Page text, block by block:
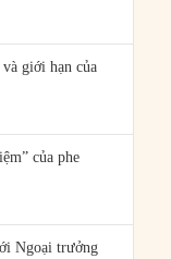
giới hạn của
của phe
Ngoại trưởng